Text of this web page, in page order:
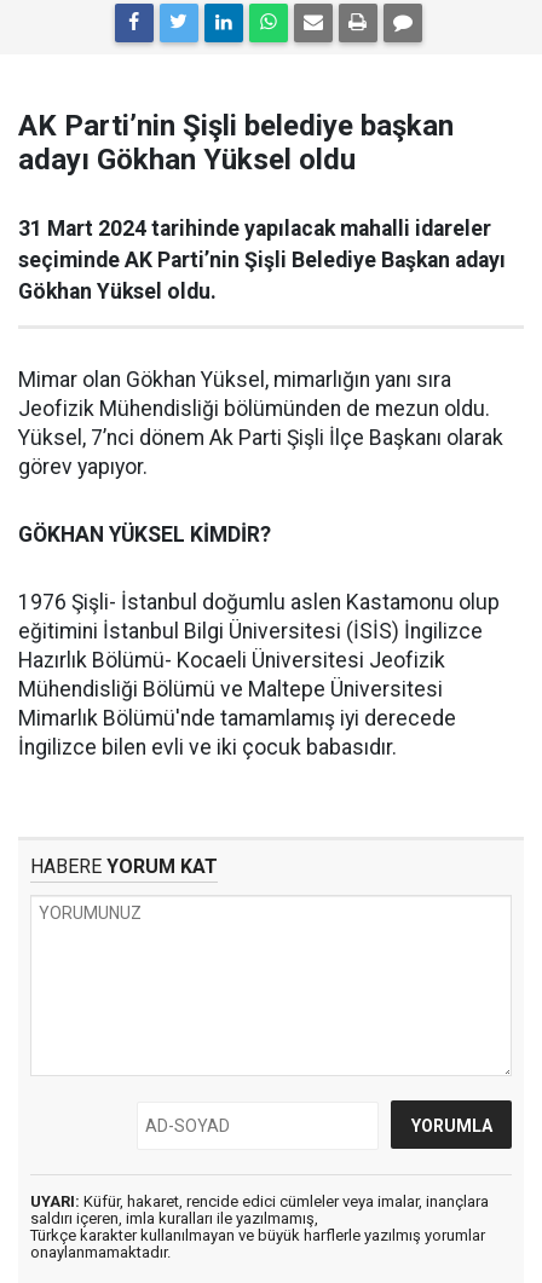
AK Parti’nin Şişli belediye başkan
adayı Gökhan Yüksel oldu
31 Mart 2024 tarihinde yapılacak mahalli idareler
seçiminde AK Parti’nin Şişli Belediye Başkan adayı
Gökhan Yüksel oldu.
Mimar olan Gökhan Yüksel, mimarlığın yanı sıra
Jeofizik Mühendisliği bölümünden de mezun oldu.
Yüksel, 7’nci dönem Ak Parti Şişli İlçe Başkanı olarak
görev yapıyor.
GÖKHAN YÜKSEL KİMDİR?
1976 Şişli- İstanbul doğumlu aslen Kastamonu olup
eğitimini İstanbul Bilgi Üniversitesi (İSİS) İngilizce
Hazırlık Bölümü- Kocaeli Üniversitesi Jeofizik
Mühendisliği Bölümü ve Maltepe Üniversitesi
Mimarlık Bölümü'nde tamamlamış iyi derecede
İngilizce bilen evli ve iki çocuk babasıdır.
HABERE YORUM KAT
UYARI: Küfür, hakaret, rencide edici cümleler veya imalar, inançlara
saldırı içeren, imla kuralları ile yazılmamış,
Türkçe karakter kullanılmayan ve büyük harflerle yazılmış yorumlar
onaylanmamaktadır.